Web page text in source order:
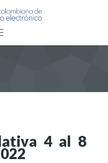
navigation
4 al 8